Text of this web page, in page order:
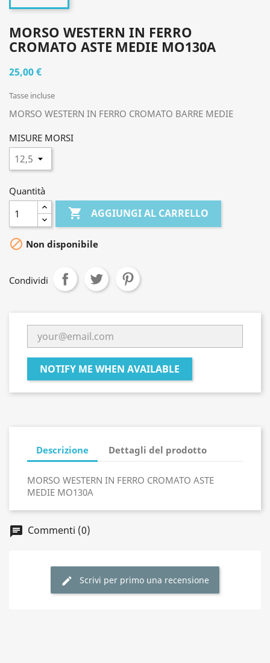
MORSO WESTERN IN FERRO
CROMATO ASTE MEDIE MO130A
25,00 €
Tasse incluse
MORSO WESTERN IN FERRO CROMATO BARRE MEDIE
MISURE MORSI
Quantità
 AGGIUNGI AL CARRELLO
 Non disponibile
Condividi
NOTIFY ME WHEN AVAILABLE
Descrizione Dettagli del prodotto
MORSO WESTERN IN FERRO CROMATO ASTE
MEDIE MO130A
Commenti (0)
Scrivi per primo una recensione